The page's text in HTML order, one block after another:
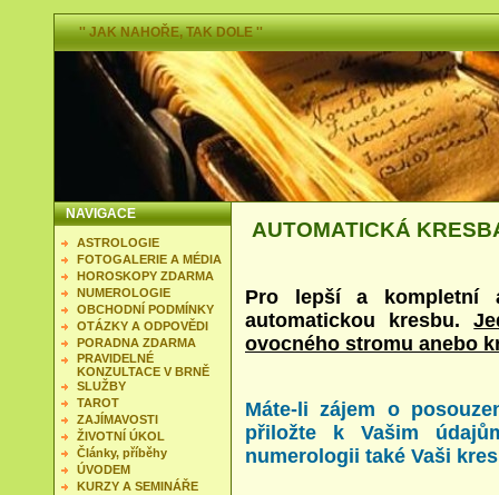
'' JAK NAHOŘE, TAK DOLE ''
NAVIGACE
ASTROLOGIE
FOTOGALERIE A MÉDIA
HOROSKOPY ZDARMA
NUMEROLOGIE
OBCHODNÍ PODMÍNKY
OTÁZKY A ODPOVĚDI
PORADNA ZDARMA
PRAVIDELNÉ
KONZULTACE V BRNĚ
SLUŽBY
TAROT
ZAJÍMAVOSTI
ŽIVOTNÍ ÚKOL
Články, příběhy
ÚVODEM
KURZY A SEMINÁŘE
AUTOMATICKÁ
Pro lepší a kompletní
automatickou kresbu.
ovocného stromu anebo
Máte-li zájem o
přiložte k Vašim
numerologii také Vaši